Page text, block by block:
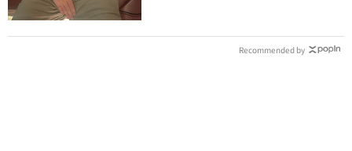
Recommended by